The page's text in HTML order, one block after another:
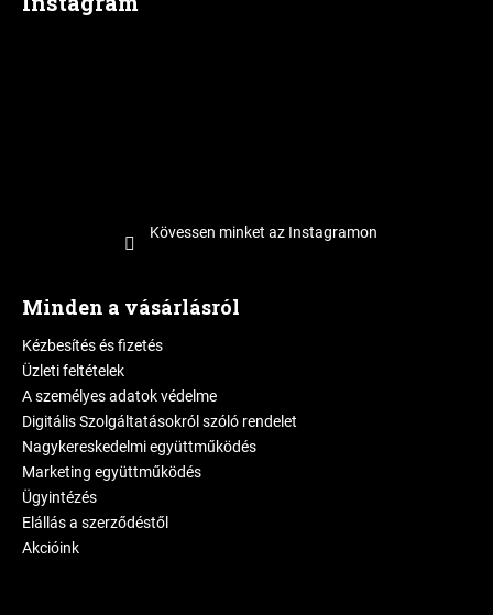
Kövessen minket az Instagramon
Minden a vásárlásról
Kézbesítés és fizetés
Üzleti feltételek
A személyes adatok védelme
Digitális Szolgáltatásokról szóló rendelet
Nagykereskedelmi együttműködés
Marketing együttműködés
Ügyintézés
Elállás a szerződéstől
Akcióink